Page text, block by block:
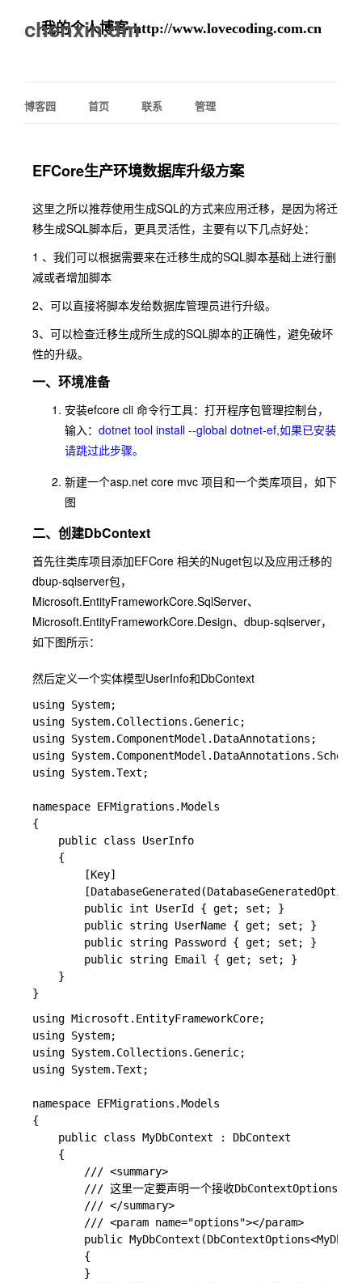
我的个人博客:http://www.lovecoding.com.cn
chenxin.dm
博客园 首页 联系 管理
EFCore生产环境数据库升级方案
这里之所以推荐使用生成SQL的方式来应用迁移，是因为将迁
移生成SQL脚本后，更具灵活性，主要有以下几点好处：
1 、我们可以根据需要来在迁移生成的SQL脚本基础上进行删
减或者增加脚本
2、可以直接将脚本发给数据库管理员进行升级。
3、可以检查迁移生成所生成的SQL脚本的正确性，避免破坏
性的升级。
一、环境准备
安装efcore cli 命令行工具：打开程序包管理控制台，
输入： dotnet tool install --global dotnet-ef,如果已安装
请跳过此步骤。
新建一个asp.net core mvc 项目和一个类库项目，如下
图
二、创建DbContext
首先往类库项目添加EFCore 相关的Nuget包以及应用迁移的
dbup-sqlserver包，
Microsoft.EntityFrameworkCore.SqlServer、
Microsoft.EntityFrameworkCore.Design、dbup-sqlserver，
如下图所示：
然后定义一个实体模型UserInfo和DbContext
using System;
using System.Collections.Generic;
using System.ComponentModel.DataAnnotations;
using System.ComponentModel.DataAnnotations.Schema;
using System.Text;
namespace EFMigrations.Models
{
    public class UserInfo
    {
        [Key]
        public int UserId { get; set; }
        public string UserName { get; set; }
        public string Password { get; set; }
        public string Email { get; set; }
    }
using Microsoft.EntityFrameworkCore;
using System;
using System.Collections.Generic;
using System.Text;
namespace EFMigrations.Models
{
    public class MyDbContext : DbContext
    {
        /// <summary>
/// 这里一定要声明一个接收DbContextOptions参数
        /// </summary>
        /// <param name="options"></param>
public
        {
        }